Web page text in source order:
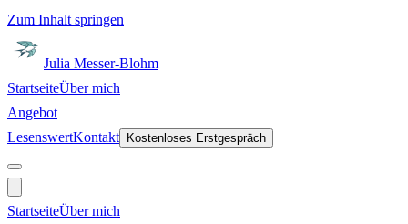
Zum Inhalt springen
Julia Messer-Blohm
StartseiteÜber mich
Angebot
LesenswertKontakt Kostenloses Erstgespräch
StartseiteÜber mich